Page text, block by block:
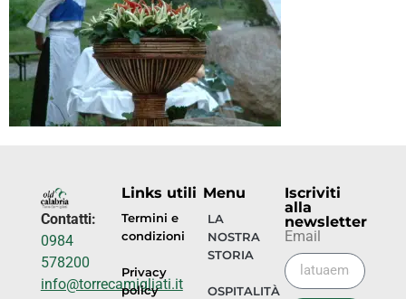
Contatti:
0984
578200
info@torrecamigliati.it
Links utili
Termini e
condizioni
Privacy
policy
Menu
LA
NOSTRA
STORIA
OSPITALITÀ
Iscriviti
alla
newsletter
Email